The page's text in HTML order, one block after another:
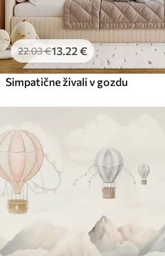
22.03€13 .22 €
Simpatične živali v gozdu